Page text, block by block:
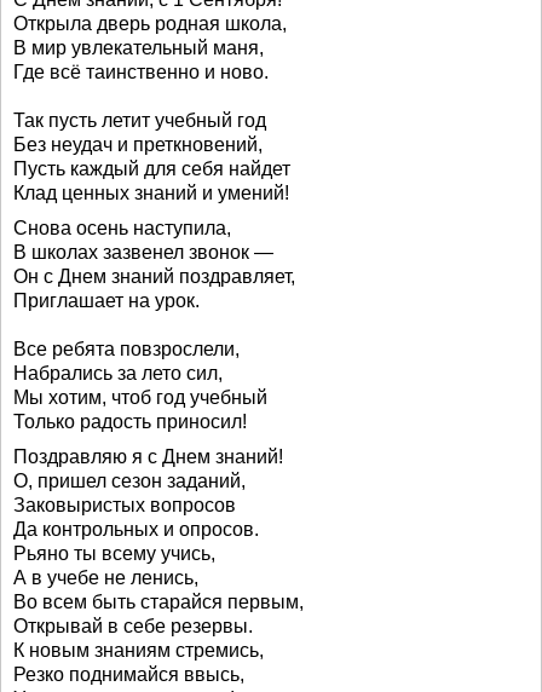
Открыла дверь родная школа,
В мир увлекательный маня,
Где всё таинственно и ново.
Так пусть летит учебный год
Без неудач и преткновений,
Пусть каждый для себя найдет
Клад ценных знаний и умений!
Снова осень наступила,
В школах зазвенел звонок —
Он с Днем знаний поздравляет,
Приглашает на урок.
Все ребята повзрослели,
Набрались за лето сил,
Мы хотим, чтоб год учебный
Только радость приносил!
Поздравляю я с Днем знаний!
О, пришел сезон заданий,
Заковыристых вопросов
Да контрольных и опросов.
Рьяно ты всему учись,
А в учебе не ленись,
Во всем быть старайся первым,
Открывай в себе резервы.
К новым знаниям стремись,
Резко поднимайся ввысь,